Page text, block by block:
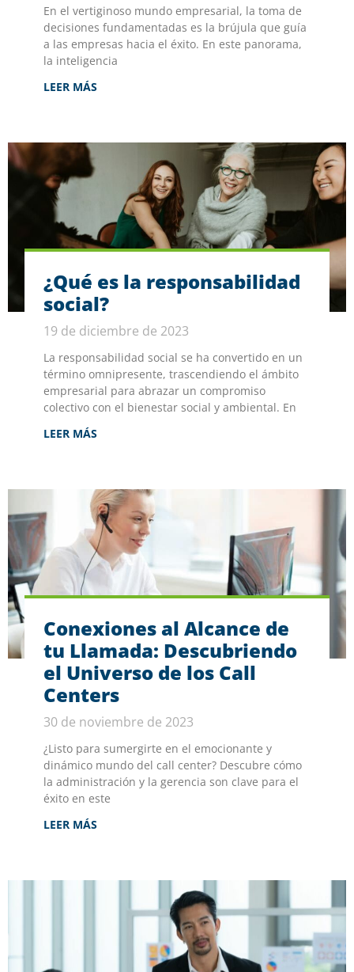
En el vertiginoso mundo empresarial, la toma de
decisiones fundamentadas es la brújula que guía
a las empresas hacia el éxito. En este panorama,
la inteligencia
LEER MÁS
¿Qué es la responsabilidad
social?
19 de diciembre de 2023
La responsabilidad social se ha convertido en un
término omnipresente, trascendiendo el ámbito
empresarial para abrazar un compromiso
colectivo con el bienestar social y ambiental. En
LEER MÁS
Conexiones al Alcance de
tu Llamada: Descubriendo
el Universo de los Call
Centers
30 de noviembre de 2023
¿Listo para sumergirte en el emocionante y
dinámico mundo del call center? Descubre cómo
la administración y la gerencia son clave para el
éxito en este
LEER MÁS